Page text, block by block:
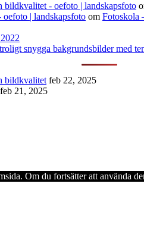
bildkvalitet - oefoto | landskapsfoto
| landskapsfoto om Fotoskola
snygga bakgrundsbilder med
bildkvalitet feb 22, 2025
feb 21, 2025
Om du fortsätter att använda